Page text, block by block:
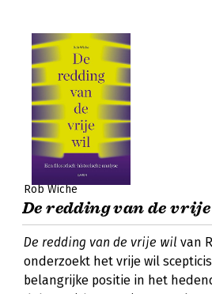
Rob Wiche
De redding van de
De redding van de vrije wil van
onderzoekt het vrije wil
belangrijke positie in het